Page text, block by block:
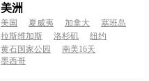
美洲
美国 夏威夷 加拿大
塞班岛
拉斯维加斯
洛杉矶
纽约
黄石国家公园
南美16天
墨西哥